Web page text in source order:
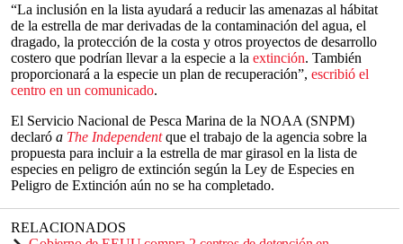
“La inclusión en la lista ayudará a reducir las amenazas al hábitat
de la estrella de mar derivadas de la contaminación del agua, el
dragado, la protección de la costa y otros proyectos de desarrollo
costero que podrían llevar a la especie a la extinción. También
proporcionará a la especie un plan de recuperación”, escribió el
centro en un comunicado.
El Servicio Nacional de Pesca Marina de la NOAA (SNPM)
declaró a The Independentque el trabajo de la agencia sobre la
propuesta para incluir a la estrella de mar girasol en la lista de
especies en peligro de extinción según la Ley de Especies en
Peligro de Extinción aún no se ha completado.
RELACIONADOS